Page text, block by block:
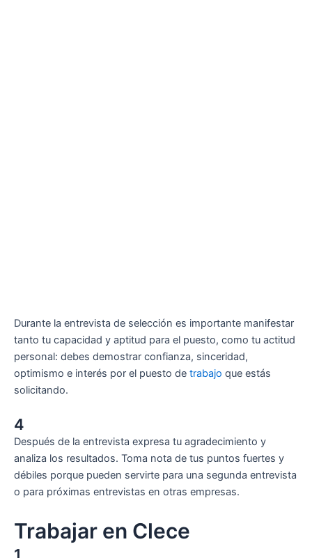
Durante la entrevista de selección es importante manifestar
tanto tu capacidad y aptitud para el puesto, como tu actitud
personal: debes demostrar confianza, sinceridad,
optimismo e interés por el puesto de trabajo que estás
solicitando.
4
Después de la entrevista expresa tu agradecimiento y
analiza los resultados. Toma nota de tus puntos fuertes y
débiles porque pueden servirte para una segunda entrevista
o para próximas entrevistas en otras empresas.
Trabajar en Clece